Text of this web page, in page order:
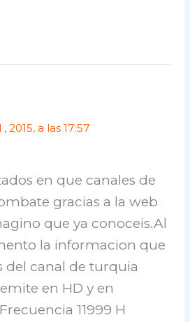
2015, a las 17:57
en que canales de
gracias a la web
que ya conoceis.Al
la informacion que
del canal de turquia
en HD y en
11999 H